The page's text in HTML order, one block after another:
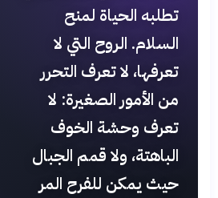
تطلبه الحياة لمنح
السلام. الروح التي لا
تعرفها، لا تعرف التحرر
من الأمور الصغيرة: لا
تعرف وحشة الخوف
الباهتة، ولا قمم الجبال
حيث يمكن للفرح المر